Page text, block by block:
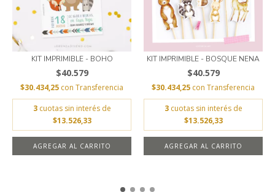
KIT IMPRIMIBLE - BOHO
$40.579
$30.434,25 con Transferencia
3 cuotas sin interés de
$13.526,33
AGREGAR AL CARRITO
KIT IMPRIMIBLE - BOSQUE NENA
$40.579
$30.434,25 con Transferencia
3 cuotas sin interés de
$13.526,33
AGREGAR AL CARRITO